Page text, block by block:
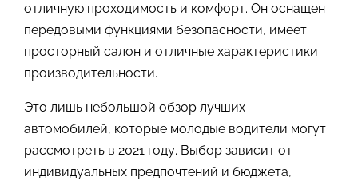
отличную проходимость и комфорт. Он оснащен
передовыми функциями безопасности, имеет
просторный салон и отличные характеристики
производительности.
Это лишь небольшой обзор лучших
автомобилей, которые молодые водители могут
рассмотреть в 2021 году. Выбор зависит от
индивидуальных предпочтений и бюджета,